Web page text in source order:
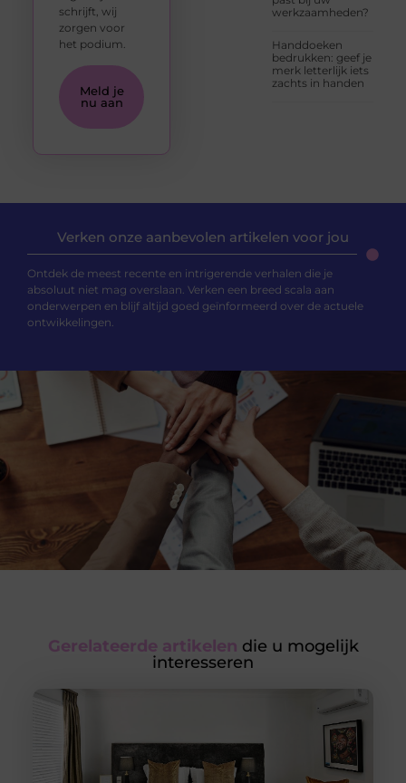
werkzaamheden?
Handdoeken
bedrukken: geef je
merk letterlijk iets
zachts in handen
schrijft, wij
zorgen voor
het podium.
Meld je
nu aan
Verken onze aanbevolen artikelen voor jou
Ontdek de meest recente en intrigerende verhalen die je
absoluut niet mag overslaan. Verken een breed scala aan
onderwerpen en blijf altijd goed geïnformeerd over de actuele
ontwikkelingen.
Gerelateerde artikelen die u mogelijk
interesseren